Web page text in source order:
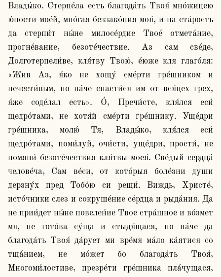
Влады́ко. Стерпе́ла есть благода́ть Твоя́ мно́жицею
ю́ности мое́й, мно́гая беззако́ния моя́, и на ста́рость
да стерпи́т ны́не милосе́рдие Твое́ отмета́ние,
прогне́вание, безоте́чествие. Аз сам све́де,
Долготерпели́ве, кля́тву Твою́, е́юже кля глаго́ля:
«Жив Аз, я́ко не хощу́ сме́рти гре́шником и
нечести́вым, но па́че спасти́ся им от вся́цех грех,
я́же соде́лал есть». О́, Пречи́сте, кля́лся еси́
щедро́тами, не хотя́й сме́рти гре́шнику. Уще́дри
гре́шника, молю́ Тя, Влады́ко, кля́лся еси́
щедро́тами, поми́луй, очи́сти, уще́дри, прости́, не
помяни́ безоте́чествия кля́твы моея́. Све́дый сердца́
челове́ча, Сам ве́си, от кото́рыя боле́зни души
дерзну́х пред Тобо́ю си рещи́. Виждь, Христе́,
исто́чники слез и сокруше́ние се́рдца и рыда́ния. Да
не прии́дет ны́не повелен́ие Твое стра́шное и во́змет
мя, не гото́ва су́ща и стыдя́щася, но па́че да
благода́ть Твоя́ да́рует ми вре́мя ма́ло ка́ятися со
тща́нием, не мо́жет бо благода́ть Твоя́,
Многоми́лостиве, презре́ти гре́шника пла́чущася,